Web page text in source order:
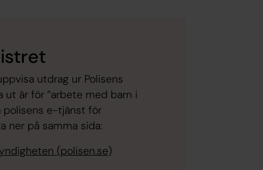
utdrag ur Polisens
ut är för ”arbete med barn i
polisens e-tjänst för
ner på samma sida:
(polisen.se)